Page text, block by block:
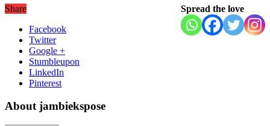
Spread the love
Share
Facebook
Twitter
Google +
Stumbleupon
LinkedIn
Pinterest
About jambiekspose